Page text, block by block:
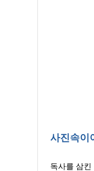
사진속이
독사를 삼